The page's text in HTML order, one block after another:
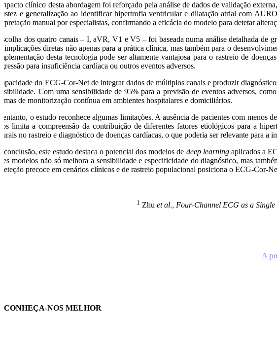
clínico desta abordagem foi reforçado pela análise de dados de validação
e generalização ao identificar hipertrofia ventricular e dilatação atrial com
manual por especialistas, confirmando a eficácia do modelo para detetar
dos quatro canais – I, aVR, V1 e V5 – foi baseada numa análise detalhada de
implicações diretas não apenas para a prática clínica, mas também para o
desta tecnologia pode ser altamente vantajosa para o rastreio de
para insuficiência cardíaca ou outros eventos adversos.
do ECG-Cor-Net de integrar dados de múltiplos canais e produzir
Com uma sensibilidade de 95% para a previsão de eventos adversos,
de monitorização contínua em ambientes hospitalares e domiciliários.
entanto, o estudo reconhece algumas limitações. A ausência de pacientes com menos
limita a compreensão da contribuição de diferentes fatores etiológicos para a
no rastreio e diagnóstico de doenças cardíacas, o que poderia ser relevante para a
conclusão, este estudo destaca o potencial dos modelos de deep learningaplicados a
modelos não só melhora a sensibilidade e especificidade do diagnóstico, mas
precoce em cenários clínicos e de rastreio populacional posiciona o ECG-
1 Zhuet al.,Four-Channel ECG as a
A
CONHEÇA-NOS MELHOR